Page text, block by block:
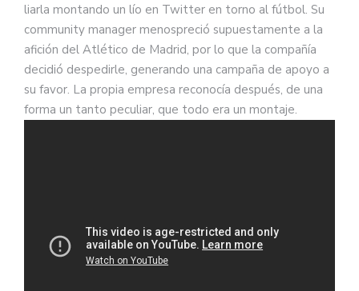
liarla montando un lío en Twitter en torno al fútbol. Su
community manager menospreció supuestamente a la
afición del Atlético de Madrid, por lo que la compañía
decidió despedirle, generando una campaña de apoyo a
su favor. La propia empresa reconocía después, de una
forma un tanto peculiar, que todo era un montaje.